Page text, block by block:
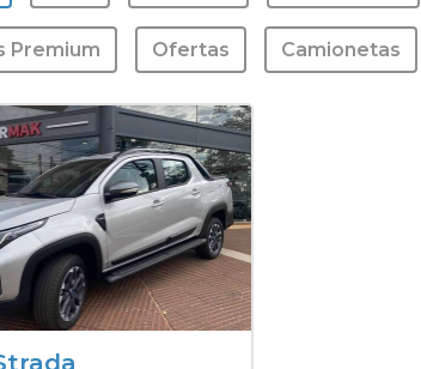
Premium Ofertas Camionetas